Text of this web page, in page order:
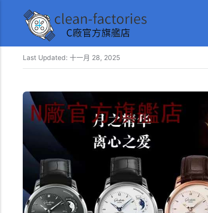
Last Updated: 十一月 28, 2025